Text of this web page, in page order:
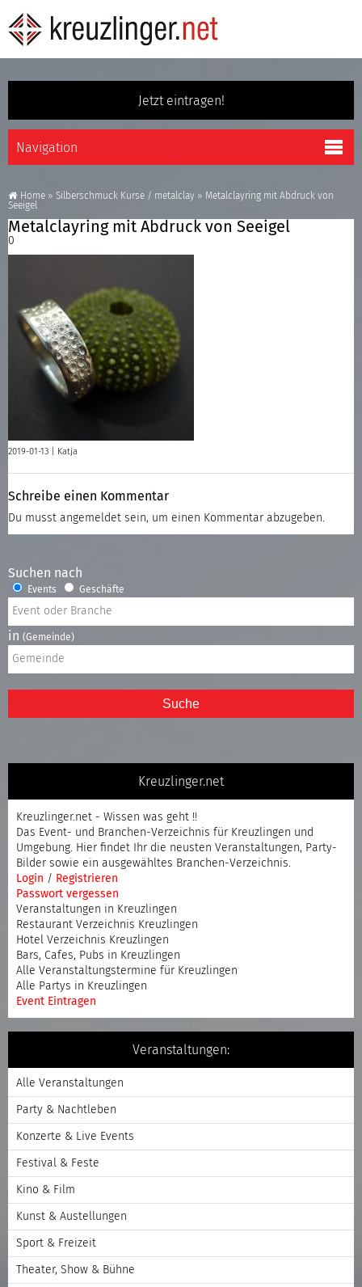
Jetzt eintragen!
Home » Silberschmuck Kurse / metalclay » Metalclayring mit Abdruck von
Seeigel
Metalclayring mit Abdruck von Seeigel
0
2019-01-13 | Katja
Schreibe einen Kommentar
Du musst angemeldet sein, um einen Kommentar abzugeben.
Suchen nach
Events Geschäfte
in (Gemeinde)
Suche
Kreuzlinger.net
Kreuzlinger.net - Wissen was geht !!
Das Event- und Branchen-Verzeichnis für Kreuzlingen und
Umgebung. Hier findet Ihr die neusten Veranstaltungen, Party-
Bilder sowie ein ausgewähltes Branchen-Verzeichnis.
Login / Registrieren
Passwort vergessen
Veranstaltungen in Kreuzlingen
Restaurant Verzeichnis Kreuzlingen
Hotel Verzeichnis Kreuzlingen
Bars, Cafes, Pubs in Kreuzlingen
Alle Veranstaltungstermine für Kreuzlingen
Alle Partys in Kreuzlingen
Event Eintragen
Veranstaltungen:
Alle Veranstaltungen
Party & Nachtleben
Konzerte & Live Events
Festival & Feste
Kino & Film
Kunst & Austellungen
Sport & Freizeit
Theater, Show & Bühne